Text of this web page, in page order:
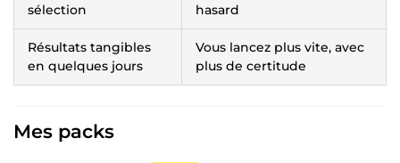
sélection
hasard
Résultats tangibles
en quelques jours
Vous lancez plus vite, avec
plus de certitude
Mes packs